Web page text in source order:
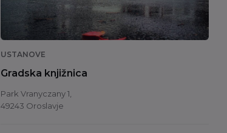
USTANOVE
Gradska knjižnica
Park Vranyczany 1,
49243 Oroslavje